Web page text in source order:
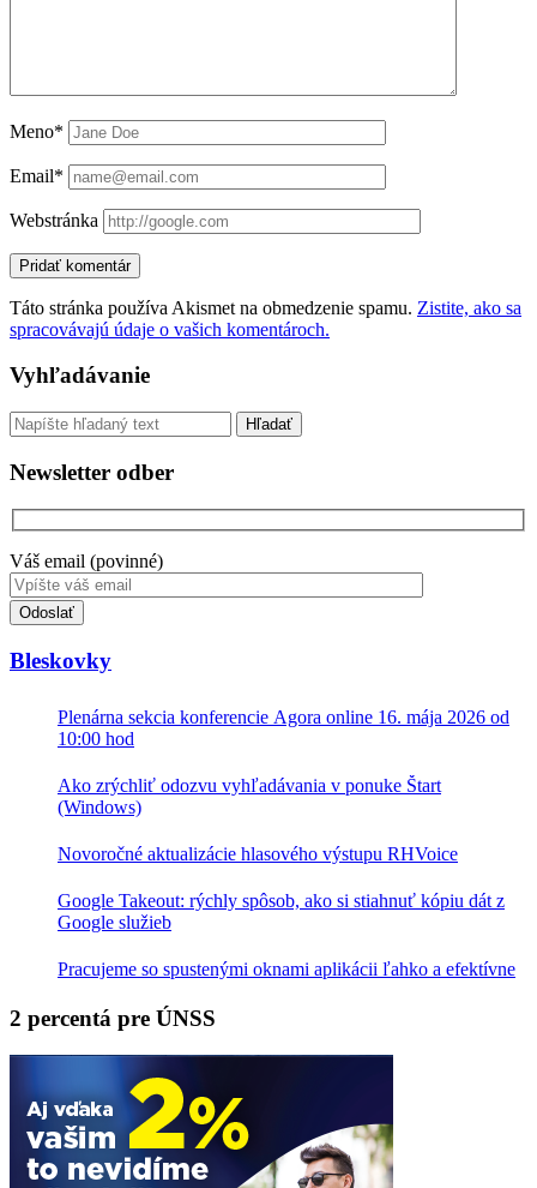
Meno*
Email*
Webstránka
Táto stránka používa Akismet na obmedzenie spamu. Zistite, ako sa
spracovávajú údaje o vašich komentároch.
Sidebar
Vyhľadávanie
Vyhľadávanie
Newsletter odber
Váš email (povinné)
Toto
pole
nevyplňujte.
Bleskovky
Plenárna sekcia konferencie Agora online 16. mája 2026 od
10:00 hod
Ako zrýchliť odozvu vyhľadávania v ponuke Štart
(Windows)
Novoročné aktualizácie hlasového výstupu RHVoice
Google Takeout: rýchly spôsob, ako si stiahnuť kópiu dát z
Google služieb
Pracujeme so spustenými oknami aplikácii ľahko a efektívne
2 percentá pre ÚNSS